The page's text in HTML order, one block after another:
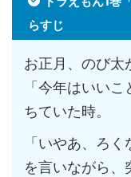
らすじ
お正月、のび太
「今年はいい
ちていた時。
「いやあ、ろ
を言いながら、